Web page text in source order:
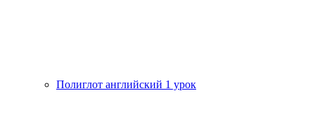
Полиглот английский 1 урок